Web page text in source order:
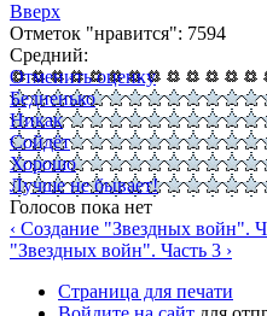
Вверх
Отметок "нравится": 7594
Средний:
Отменить оценку
Бедненько
Никак
Сойдёт
Хорошо
Лучше не бывает!
Голосов пока нет
‹ Создание "Звездных войн".
"Звездных войн". Часть 3 ›
Страница для печати